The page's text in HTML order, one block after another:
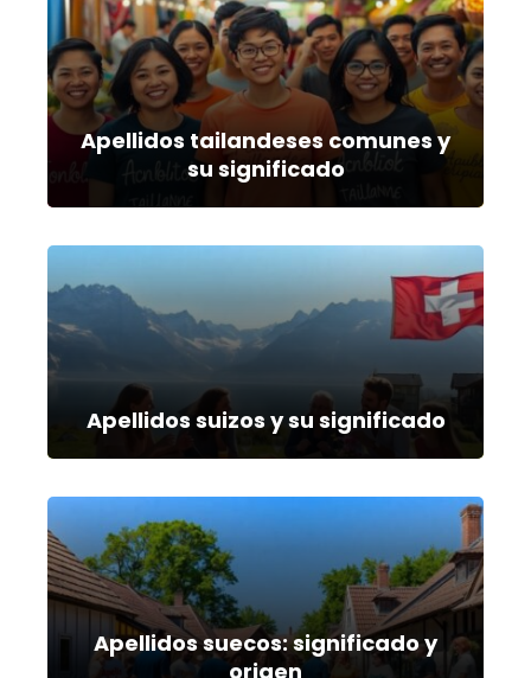
Apellidos tailandeses comunes y
su significado
Apellidos suizos y su significado
Apellidos suecos: significado y
origen